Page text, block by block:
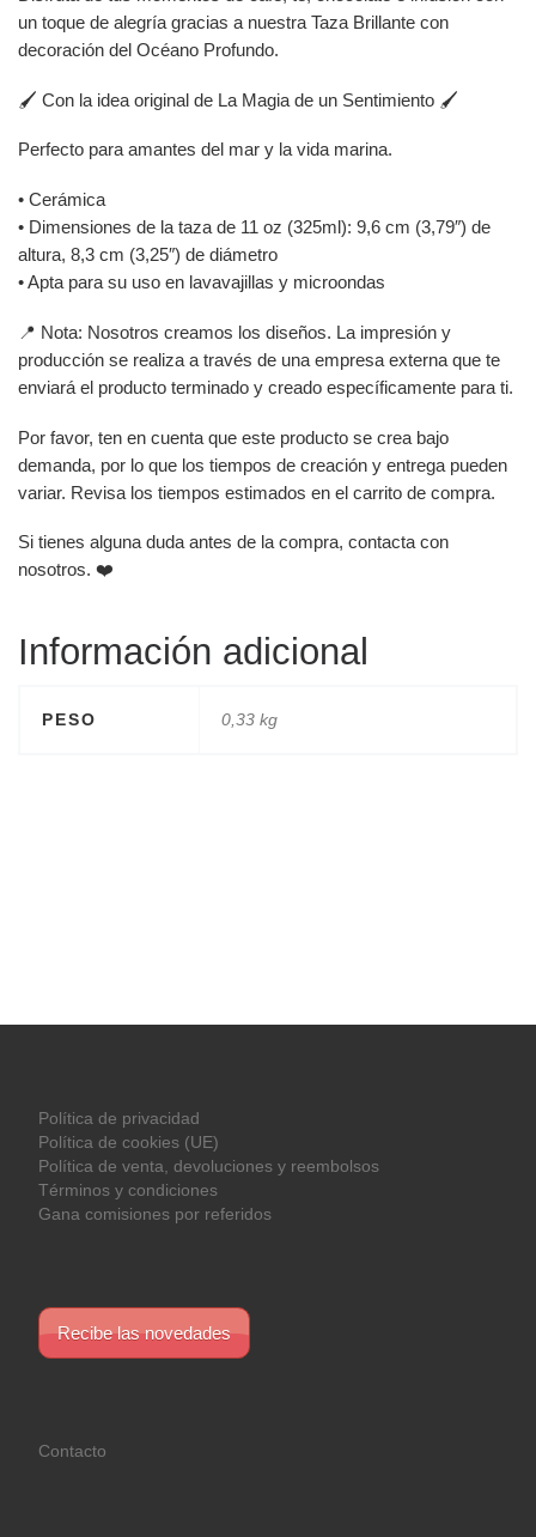
un toque de alegría gracias a nuestra Taza Brillante con
decoración del Océano Profundo.
🖌️ Con la idea original de La Magia de un Sentimiento 🖌️
Perfecto para amantes del mar y la vida marina.
• Cerámica
• Dimensiones de la taza de 11 oz (325ml): 9,6 cm (3,79″) de
altura, 8,3 cm (3,25″) de diámetro
• Apta para su uso en lavavajillas y microondas
📍 Nota: Nosotros creamos los diseños. La impresión y
producción se realiza a través de una empresa externa que te
enviará el producto terminado y creado específicamente para ti.
Por favor, ten en cuenta que este producto se crea bajo
demanda, por lo que los tiempos de creación y entrega pueden
variar. Revisa los tiempos estimados en el carrito de compra.
Si tienes alguna duda antes de la compra, contacta con
nosotros. ❤️
Información adicional
PESO 0,33 kg
Política de privacidad
Política de cookies (UE)
Política de venta, devoluciones y reembolsos
Términos y condiciones
Gana comisiones por referidos
Recibe las novedades
Contacto